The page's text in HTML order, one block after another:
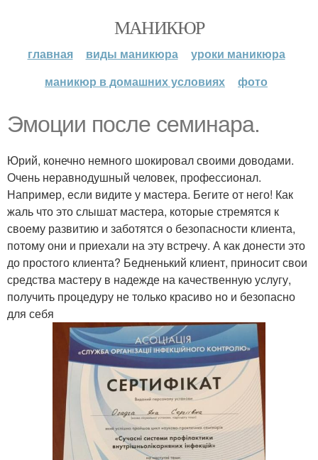
МАНИКЮР
главная виды маникюра
уроки маникюра
маникюр в домашних условиях
фото
Эмоции после семинара.
Юрий, конечно немного шокировал своими доводами.
Очень неравнодушный человек, профессионал.
Например, если видите у мастера. Бегите от него! Как
жаль что это слышат мастера, которые стремятся к
своему развитию и заботятся о безопасности клиента,
потому они и приехали на эту встречу. А как донести это
до простого клиента? Бедненький клиент, приносит свои
средства мастеру в надежде на качественную услугу,
получить процедуру не только красиво но и безопасно
для себя